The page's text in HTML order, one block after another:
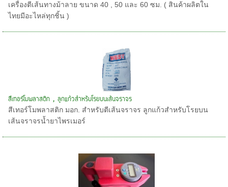
เครื่องตีเส้นทางม้าลาย ขนาด 40 , 50 และ 60 ซม. ( สินค้าผลิตใน
ไทยมีอะไหล่ทุกชิ้น )
สีเทอร์โมพลาสติก , ลูกแก้วสำหรับโรยบนเส้นจราจร
สีเทอร์โมพลาสติก มอก. สำหรับตีเส้นจราจร ลูกแก้วสำหรับโรยบน
เส้นจราจรน้ำยาไพรเมอร์